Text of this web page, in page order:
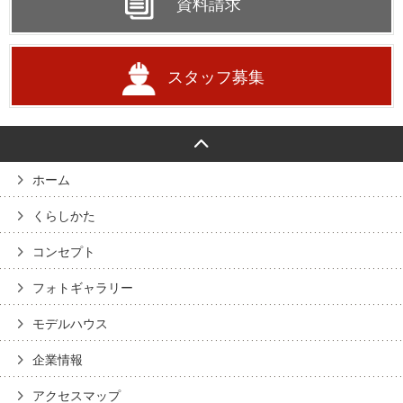
資料請求
スタッフ募集
ホーム
くらしかた
コンセプト
フォトギャラリー
モデルハウス
企業情報
アクセスマップ